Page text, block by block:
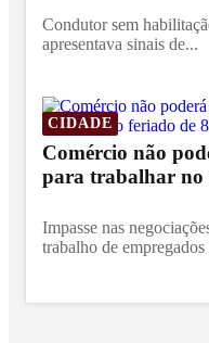
Condutor sem
apresentava sinais de...
CIDADE
Comércio não
para trabalhar no
Impasse nas
trabalho de empregados